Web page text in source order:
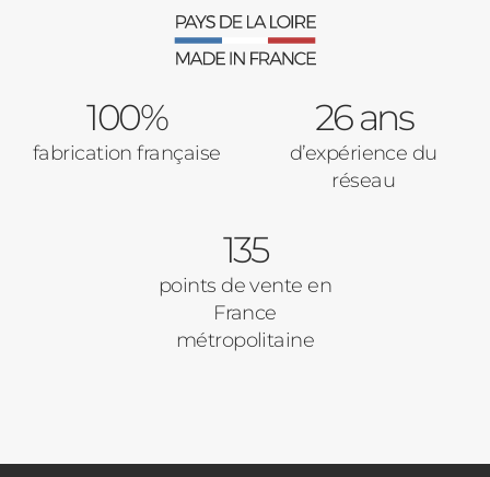
100%
fabrication française
26 ans
d’expérience du
réseau
135
points de vente en
France
métropolitaine